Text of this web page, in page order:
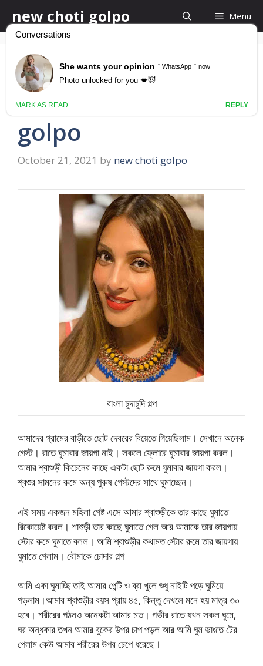
to
content
new choti golpo Menu
শ্বশুর বৌমা ভুল করে চুদাচুদি
bouma ke chodar
golpo
October 21, 2021 by new choti golpo
বাংলা চুদাচুদি গল্প
আমাদের গ্রামের বাড়ীতে ছোট দেবরের বিয়েতে গিয়েছিলাম। সেখানে অনেক
গেস্ট। রাতে ঘুমাবার জায়গা নাই। সকলে ফ্লোরে ঘুমাবার জায়গা করল।
আমার শ্বাশুড়ী কিচেনের কাছে একটা ছোট রুমে ঘুমাবার জায়গা করল।
শ্বশুর সামনের রুমে অন্য পুরুষ গেস্টদের সাথে ঘুমাচ্ছেন।
এই সময় একজন মহিলা গেষ্ট এসে আমার শ্বাশুড়ীকে তার কাছে ঘুমাতে
রিকোয়েষ্ট করল। শাশুড়ী তার কাছে ঘুমাতে গেল আর আমাকে তার জায়গায়
স্টোর রুমে ঘুমাতে বলল। আমি শ্বাশুড়ীর কথামত স্টোর রুমে তার জায়গায়
ঘুমাতে গেলাম। বৌমাকে চোদার গল্প
আমি একা ঘুমাচ্ছি তাই আমার পেন্টি ও ব্রা খুলে শুধু নাইটি পড়ে ঘুমিয়ে
পড়লাম।আমার শ্বাশুড়ীর বয়স প্রায় ৪৫, কিন্তু দেখলে মনে হয় মাত্র ৩০
হবে। শরীরের গঠনও অনেকটা আমার মত। গভীর রাতে যখন সকল ঘুমে,
ঘর অন্ধকার তখন আমার বুকের উপর চাপ পড়ল আর আমি ঘুম ভাংতে টের
পেলাম কেউ আমার শরীরের উপর চেপে ধরেছে।